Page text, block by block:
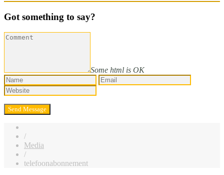
Got something to say?
Some html is OK
/
Media
/
telefoonabonnement